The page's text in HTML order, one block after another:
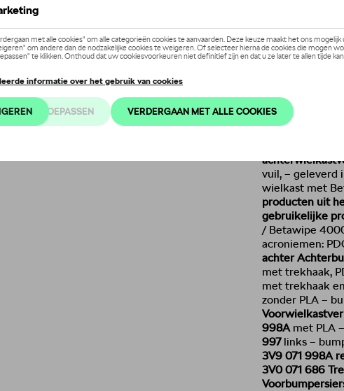
Beschrijving
De
voordelen van
onderdelen
versterkt het
wielkasten
vervangend
vuil, – geleverd
wielkast met
producten uit
gebruikelijke
/ Betawipe
acroniemen:
achter
met trekhaak,
met trekhaak
zonder PLA –
998Amet PLA
997links –
3V9 071 998A
3V0 071 686